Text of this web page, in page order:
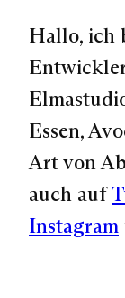
Hallo, ich
Essen,
Art von
auch auf
Instagram